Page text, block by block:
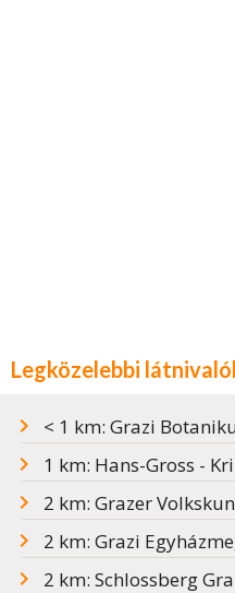
Legközelebbi
< 1 km: Grazi
1 km: Hans-Gross -
2 km: Grazer
2 km: Grazi
2 km: Schlossberg